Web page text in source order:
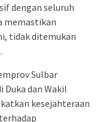
dengan seluruh
memastikan
tidak ditemukan
Sulbar
Duka dan Wakil
kesejahteraan